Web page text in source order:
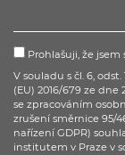
Prohlašuji, že
V souladu s čl. 6,
(EU) 2016/679 ze dne
se zpracováním
zrušení směrnice 95/
nařízení GDPR)
institutem v Praze v